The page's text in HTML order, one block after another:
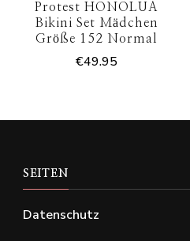
Protest HONOLUA
Bikini Set Mädchen
Größe 152 Normal
€49.95
SEITEN
Datenschutz